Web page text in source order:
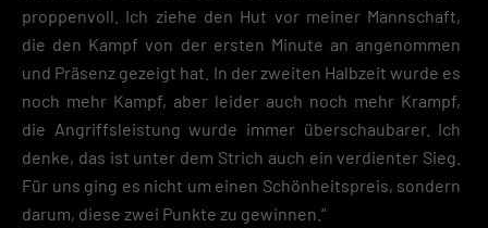
proppenvoll. Ich ziehe den Hut vor meiner Mannschaft,
die den Kampf von der ersten Minute an angenommen
und Präsenz gezeigt hat. In der zweiten Halbzeit wurde es
noch mehr Kampf, aber leider auch noch mehr Krampf,
die Angriffsleistung wurde immer überschaubarer. Ich
denke, das ist unter dem Strich auch ein verdienter Sieg.
Für uns ging es nicht um einen Schönheitspreis, sondern
darum, diese zwei Punkte zu gewinnen.“
Mit dem Klick auf „Verstanden“ erklärst du dich mit der Verwendung der
Cookies einverstanden. Wir bitten dich um Verständnis, dass du ohne
Zustimmung zur Cookie-Verwendung unser Angebot nicht nutzen
Wenn du unter 16 Jahre alt bist und deine Zustimmung zu freiwilligen
Diensten geben möchtest, musst du deine Erziehungsberechtigten um
Erlaubnis bitten.
Hier finden Sie eine Übersicht über alle verwendeten Cookies. Sie
Ihre Einwilligung zu ganzen Kategorien geben oder sich weitere
Informationen anzeigen lassen und so nur bestimmte Cookies
auswählen.